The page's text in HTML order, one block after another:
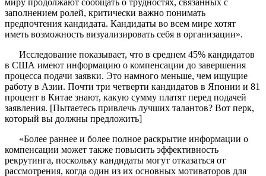
заполнением ролей, критически важно понимать
предпочтения кандидата. Кандидаты во всем мире хотят
иметь возможность визуализировать себя в организации».
Исследование показывает, что в среднем 45% кандидатов
в США имеют информацию о компенсации до завершения
процесса подачи заявки. Это намного меньше, чем ищущие
работу в Азии. Почти три четверти кандидатов в Японии и 81
процент в Китае знают, какую сумму платят перед подачей
заявления. [Пытаетесь привлечь лучших талантов? Вот перк,
который вы должны предложить]
«Более раннее и более полное раскрытие информации о
компенсации может также повысить эффективность
рекрутинга, поскольку кандидаты могут отказаться от
рассмотрения, когда один из их основных мотиваторов для